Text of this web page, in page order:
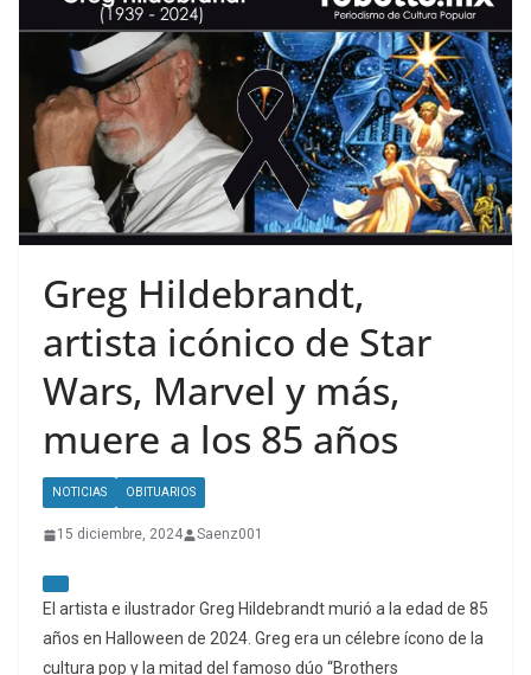
Greg Hildebrandt,
artista icónico de Star
Wars, Marvel y más,
muere a los 85 años
NOTICIAS OBITUARIOS
15 diciembre, 2024 Saenz001
El artista e ilustrador Greg Hildebrandt murió a la edad de 85
años en Halloween de 2024. Greg era un célebre ícono de la
cultura pop y la mitad del famoso dúo “Brothers